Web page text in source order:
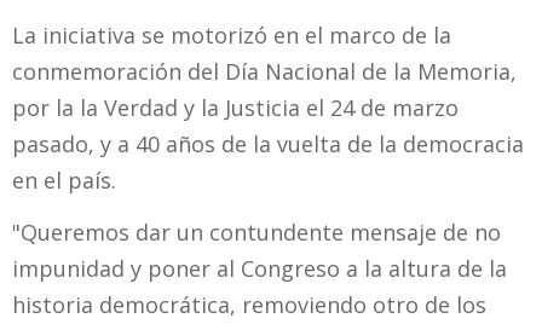
La iniciativa se motorizó en el marco de la
conmemoración del Día Nacional de la Memoria,
por la la Verdad y la Justicia el 24 de marzo
pasado, y a 40 años de la vuelta de la democracia
en el país.
"Queremos dar un contundente mensaje de no
impunidad y poner al Congreso a la altura de la
historia democrática, removiendo otro de los